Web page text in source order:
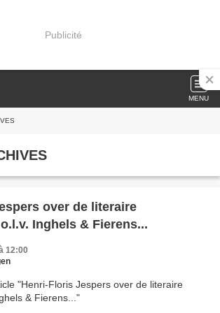
Publicité
MENU
over de literaire
Inghels & Fierens...
12:00